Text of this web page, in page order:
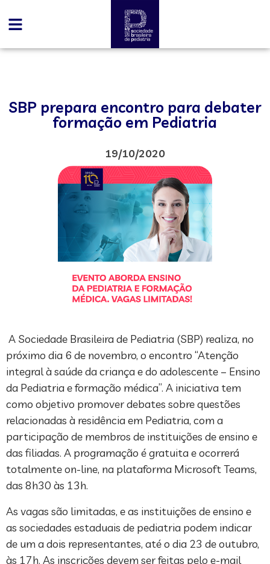
SBP prepara encontro para debater
formação em Pediatria
19/10/2020
A Sociedade Brasileira de Pediatria (SBP) realiza, no
próximo dia 6 de novembro, o encontro “Atenção
integral à saúde da criança e do adolescente – Ensino
da Pediatria e formação médica”. A iniciativa tem
como objetivo promover debates sobre questões
relacionadas à residência em Pediatria, com a
participação de membros de instituições de ensino e
das filiadas. A programação é gratuita e ocorrerá
totalmente on-line, na plataforma Microsoft Teams,
das 8h30 às 13h.
As vagas são limitadas, e as instituições de ensino e
as sociedades estaduais de pediatria podem indicar
de um a dois representantes, até o dia 23 de outubro,
às 17h. As inscrições devem ser feitas pelo e-mail